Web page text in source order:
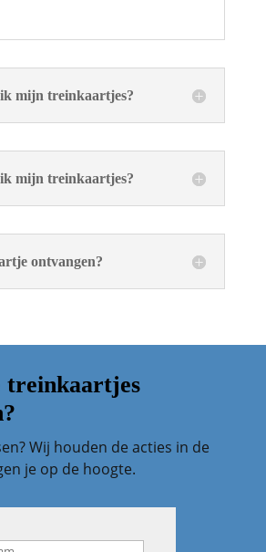
mijn treinkaartjes?
mijn treinkaartjes?
ontvangen?
treinkaartjes
Wij houden de acties in de
je op de hoogte.